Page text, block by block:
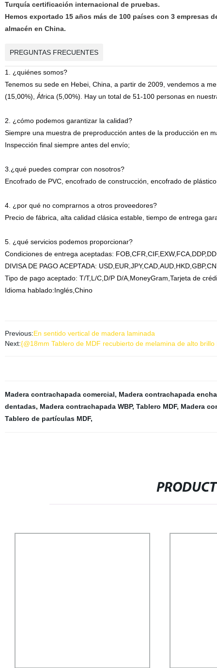
Turquía certificación internacional de pruebas.
Hemos exportado 15 años más de 100 países con 3 empresas
almacén en China.
PREGUNTAS FRECUENTES
1. ¿quiénes somos?
Tenemos su sede en Hebei, China, a partir de 2009, vendemos a
(15,00%), África (5,00%). Hay un total de 51-100 personas en
2. ¿cómo podemos garantizar la calidad?
Siempre una muestra de preproducción antes de la producción en
Inspección final siempre antes del envío;
3.¿qué puedes comprar con nosotros?
Encofrado de PVC, encofrado de construcción, encofrado de
4. ¿por qué no comprarnos a otros proveedores?
Precio de fábrica, alta calidad clásica estable, tiempo de entrega
5. ¿qué servicios podemos proporcionar?
Condiciones de entrega aceptadas:
DIVISA DE PAGO ACEPTADA:
Tipo de pago aceptado: T/T,L/C,D/P D/A,MoneyGram,Tarjeta de
Idioma hablado:Inglés,Chino
Previous:En sentido vertical de madera laminada
Next:{@18mm Tablero de MDF recubierto de melamina de alto
Madera contrachapada comercial, Madera contrachapada
dentadas, Madera contrachapada WBP, Tablero MDF, Madera
Tablero de partículas MDF,